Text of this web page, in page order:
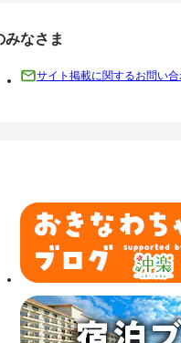
みなさま
サイト掲載に関するお問い